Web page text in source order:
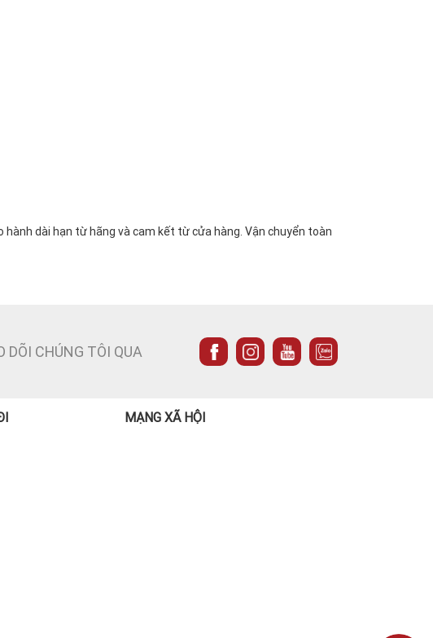
dài hạn từ hãng và cam kết từ cửa hàng. Vận chuyển toàn
DÕI CHÚNG TÔI QUA
MẠNG XÃ HỘI